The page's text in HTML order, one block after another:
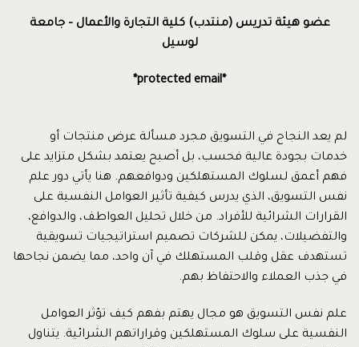
عضو هيئة تدريس (منتدب) كلية التجارة والأعمال – جامعة
لوسيل
*protected email*
لم يعد النجاح في التسويق مجرد مسألة عرض منتجات أو
خدمات بجودة عالية فحسب، بل أصبح يعتمد بشكل متزايد على
فهم أعمق لسلوك المستهلكين ودوافعهم. هنا يأتي دور علم
نفس التسويق، الذي يدرس كيفية تأثير العوامل النفسية على
القرارات الشرائية للأفراد. من خلال تحليل العواطف، والدوافع،
والتفضيلات، يمكن للشركات تصميم استراتيجيات تسويقية
تستهدف عقل وقلب المستهلك في آن واحد، مما يضمن نجاحها
في جذب العملاء والاحتفاظ بهم.
علم نفس التسويق هو مجال يهتم بفهم كيف تؤثر العوامل
النفسية على سلوك المستهلكين وقراراتهم الشرائية. يتناول